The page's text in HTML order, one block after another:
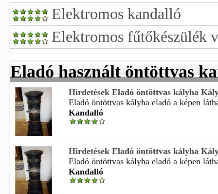
Elektromos kandalló
Elektromos fűtőkészülék
Eladó használt öntöttvas
Hirdetések Eladó öntöttvas kályha
Eladó öntöttvas kályha eladó a képen
Kandalló
Hirdetések Eladó öntöttvas kályha
Eladó öntöttvas kályha eladó a képen
Kandalló